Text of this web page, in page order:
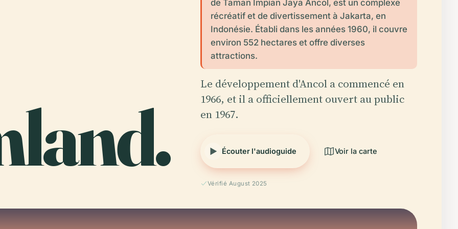
de Taman Impian Jaya Ancol, est un complexe
récréatif et de divertissement à Jakarta, en
Indonésie. Établi dans les années 1960, il couvre
environ 552 hectares et offre diverses
attractions.
Le développement d'Ancol a commencé en
1966, et il a officiellement ouvert au public
en 1967.
Écouter l'audioguide Voir la carte
Vérifié August 2025